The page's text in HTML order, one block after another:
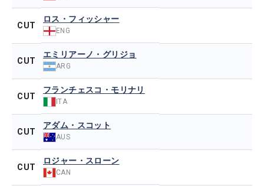
CUT
ロス・フィッシャー
ENG
CUT
エミリアーノ・グリジョ
ARG
CUT
フランチェスコ・モリナリ
ITA
CUT
アダム・スコット
AUS
CUT
ロジャー・スローン
CAN